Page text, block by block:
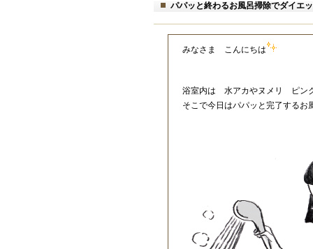
パパッと終わるお風呂掃除でダイエ
みなさま こんにちは
浴室内は 水アカやヌメリ ピン
そこで今日はパパッと完了するお